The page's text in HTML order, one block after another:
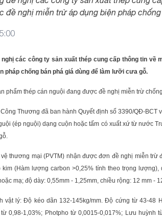
đề nghị miễn trừ áp dụng biện pháp
các công ty sản xuất thép cung cấp thông tin về
pháp chống bán phá giá dùng để làm lưỡi cưa gỗ.
phẩm thép cán nguội đang được đề nghị miễn trừ
Thương đã ban hành Quyết định số 3390/QĐ-
(ép nguội) dạng cuộn hoặc tấm có xuất xứ từ nước
vệ thương mại (PVTM) nhận được đơn đề nghị miễn
kim (Hàm lượng carbon >0,25% tính theo trọng
mạ; độ dày: 0,55mm - 1,25mm, chiều rộng: 12 mm -
vật lý: Độ kéo dãn 132-145kg/mm. Độ cứng từ 43-48
0,98-1,03%; Photpho từ 0,0015-0,017%; Lưu